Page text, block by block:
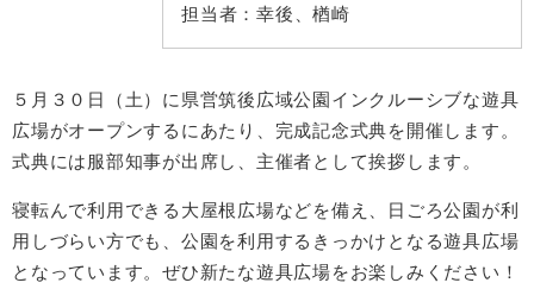
担当者： 幸後、楢崎
５月３０日（土）に県営筑後広域公園インクルーシブな遊具
広場がオープンするにあたり、完成記念式典を開催します。
式典には服部知事が出席し、主催者として挨拶します。
寝転んで利用できる大屋根広場などを備え、日ごろ公園が利
用しづらい方でも、公園を利用するきっかけとなる遊具広場
となっています。ぜひ新たな遊具広場をお楽しみください！